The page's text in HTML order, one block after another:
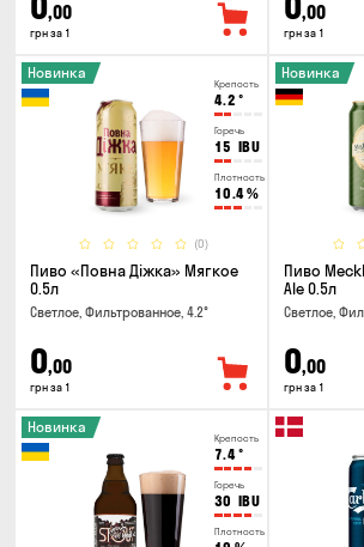
,00
грн за 1
,00
грн за 1
Крепость
4.2 °
Горечь
15 IBU
Плотность
10.4%
(0)
Новинка
Пиво «Повна Діжка» Мягкое
0.5л
Светлое, Фильтрованное, 4.2°
0,00
грн за 1
Новинка
Пиво
Ale 0.5л
Светлое,
0,00
грн за 1
Крепость
7.4°
Горечь
30 IBU
Плотность
Новинка